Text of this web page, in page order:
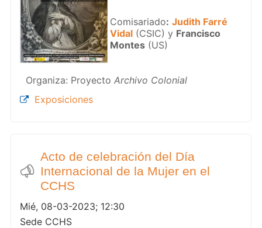
Comisariado: Judith Farré
Vidal(CSIC) y Francisco
Montes(US)
Organiza: Proyecto Archivo Colonial
Exposiciones
Acto de celebración del Día
Internacional de la Mujer en el
CCHS
Mié, 08-03-2023; 12:30
Sede CCHS